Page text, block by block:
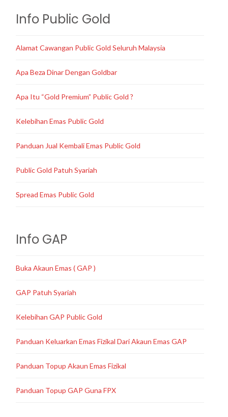
Info Public Gold
Alamat Cawangan Public Gold Seluruh Malaysia
Apa Beza Dinar Dengan Goldbar
Apa Itu “Gold Premium” Public Gold ?
Kelebihan Emas Public Gold
Panduan Jual Kembali Emas Public Gold
Public Gold Patuh Syariah
Spread Emas Public Gold
Info GAP
Buka Akaun Emas ( GAP )
GAP Patuh Syariah
Kelebihan GAP Public Gold
Panduan Keluarkan Emas Fizikal Dari Akaun Emas GAP
Panduan Topup Akaun Emas Fizikal
Panduan Topup GAP Guna FPX